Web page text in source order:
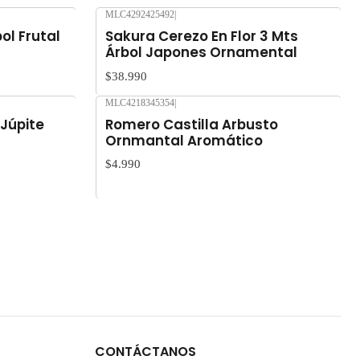
Frutal
MLC4292425492
Sakura Cerezo En Flor 3 Mts
Árbol Japones Ornamental
$38.990
Júpite
MLC4218345354|
Romero Castilla Arbusto
Ornmantal Aromático
$4.990
CONTÁCTANOS